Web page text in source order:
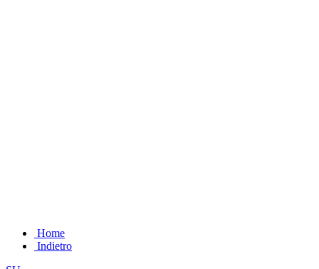
Home
Indietro